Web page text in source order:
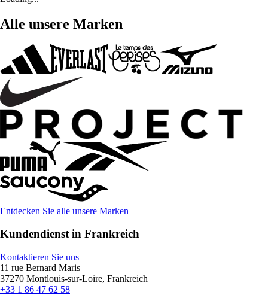
Alle unsere Marken
Entdecken Sie alle unsere Marken
Kundendienst in Frankreich
Kontaktieren Sie uns
11 rue Bernard Maris
37270 Montlouis-sur-Loire, Frankreich
+33 1 86 47 62 58